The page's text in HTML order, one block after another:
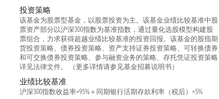
投资策略
该基金为股票型基金，以股票投资为主。该基金业绩比较基准中股
票资产部分以沪深300指数为基准指数，通过量化选股模型构建股
票组合，力求获得超越业绩比较基准的投资回报。该基金的股指期
货投资策略、债券投资策略、资产支持证券投资策略、可转换债券
和可交换债券投资策略、参与融资业务的策略、存托凭证投资策略
详见法律文件。 （更多详情请参见基金招募说明书）
业绩比较基准
沪深300指数收益率×95%＋同期银行活期存款利率（税后）×5%